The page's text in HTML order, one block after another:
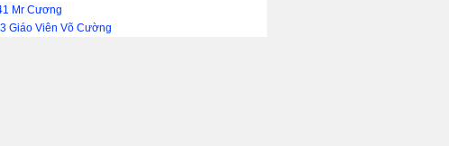
Mr Cương
Giáo Viên Võ Cường